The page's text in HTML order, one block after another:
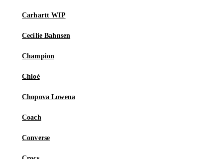
Carhartt WIP
Cecilie Bahnsen
Champion
Chloé
Chopova Lowena
Coach
Converse